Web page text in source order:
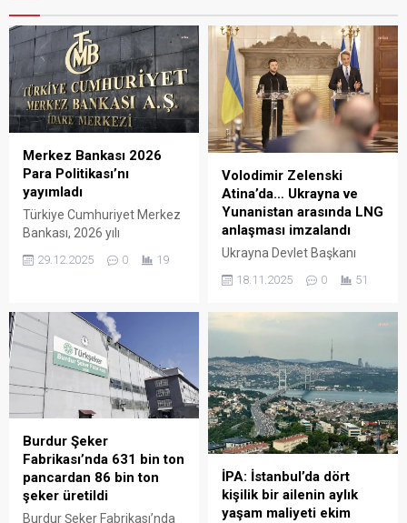
Merkez Bankası 2026
Para Politikası’nı
yayımladı
Türkiye Cumhuriyet Merkez
Bankası, 2026 yılı
haritası niteliğinde olan Para
Kurulu (PPK), 2026 yılında 22
Ocak, 12 Mart, 22 Nisan, 11
Haziran, 23 Temmuz, 10
Eylül, 22 Ekim ve 10 Aralık
tarihlerde toplam 8 defa
toplanacak, Enflasyon
Raporu yılda 4 kez,...
29.12.2025 0 19
Volodimir Zelenski
Atina’da… Ukrayna ve
Yunanistan arasında LNG
anlaşması imzalandı
Ukrayna Devlet Başkanı
Atina’da kış aylarında ABD
sıvılaştırılmış doğal gaz
(LNG) ithalatı için bir
anlaşma imzaladı.
Zelenski’nin bir sonraki
durağı ise Paris olacak.
Ukrayna Devlet Başkanı
Volodimir Zelenski ve
Yunanistan Başbakanı
Kiryakos Miçotakis, Yunan
DEPA Emporia ile Ukraynalı
Naftogaz şirketleri arasında
18.11.2025 0 51
Burdur Şeker
Fabrikası’nda 631 bin ton
pancardan 86 bin ton
şeker üretildi
Burdur Şeker Fabrikası’nda
İPA: İstanbul’da dört
kişilik bir ailenin aylık
yaşam maliyeti ekim